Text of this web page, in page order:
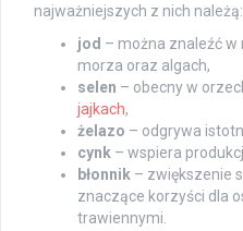
najważniejszych z nich należą:
jod – można znaleźć w
morza oraz algach,
selen – obecny w
jajkach,
żelazo – odgrywa
cynk – wspiera
błonnik – zwiększenie
znaczące korzyści dla
trawiennymi.